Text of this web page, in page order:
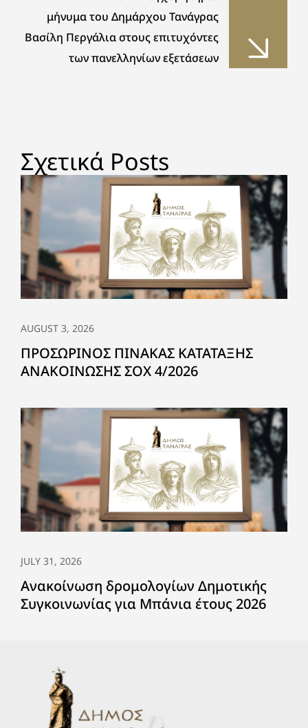
έτους 2023- 2024» συνολικού
ενδεικτικού προϋπολογισμού
173.963,08€ πλέον Φ.Π.Α 13% (ΟΡΘΗ
μήνυμα του Δημάρχου Τανάγρας
Βασίλη Περγάλια στους επιτυχόντες
των πανελληνίων εξετάσεων
Σχετικά Posts
AUGUST 3, 2026
ΠΡΟΣΩΡΙΝΟΣ ΠΙΝΑΚΑΣ ΚΑΤΑΤΑΞΗΣ
ΑΝΑΚΟΙΝΩΣΗΣ ΣΟΧ 4/2026
JULY 31, 2026
Ανακοίνωση δρομολογίων Δημοτικής
Συγκοινωνίας για Μπάνια έτους 2026